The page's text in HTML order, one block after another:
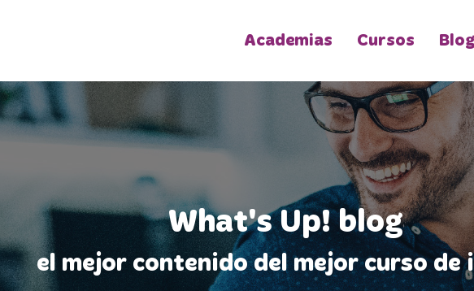
Academias Cursos Blog
What's Up! blog
el mejor contenido del mejor curso de